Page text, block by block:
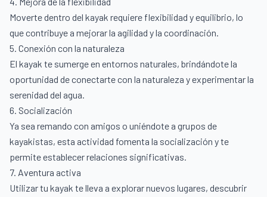
Moverte dentro del kayak requiere flexibilidad y equilibrio, lo
que contribuye a mejorar la agilidad y la coordinación.
5. Conexión con la naturaleza
El kayak te sumerge en entornos naturales, brindándote la
oportunidad de conectarte con la naturaleza y experimentar la
serenidad del agua.
6. Socialización
Ya sea remando con amigos o uniéndote a grupos de
kayakistas, esta actividad fomenta la socialización y te
permite establecer relaciones significativas.
7. Aventura activa
Utilizar tu kayak te lleva a explorar nuevos lugares, descubrir